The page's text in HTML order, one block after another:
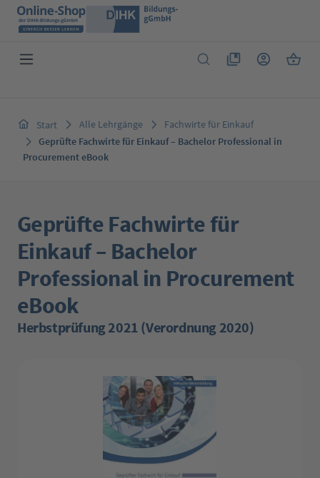
Zum Hauptinhalt springen
Du hast 0 Produkte
Start Alle Lehrgänge
Fachwirte für Einkauf
Geprüfte Fachwirte für Einkauf – Bachelor Professional in
Procurement eBook
Geprüfte Fachwirte für
Einkauf – Bachelor
Professional in Procurement
eBook
Herbstprüfung 2021 (Verordnung 2020)